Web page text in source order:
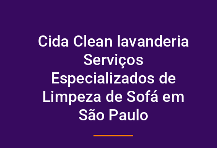
Cida Clean lavanderia
Serviços
Especializados de
Limpeza de Sofá em
São Paulo